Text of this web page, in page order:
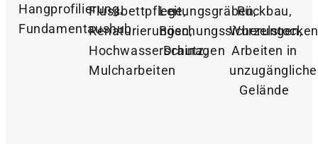
Hangprofilierung,
Fundamentaushub
Flussbettpflege,
Renaturierungen,
Hochwasserschutz,
Mulcharbeiten
Leitungsgräben,
Böschungssicherungen,
Drainagen
Rückbau,
Arbeiten in
Gelände